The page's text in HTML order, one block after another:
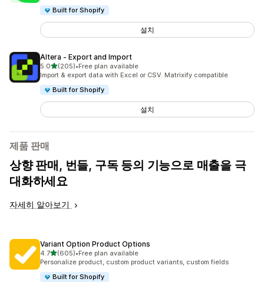
Built for Shopify
설치
Altera ‑ Export and Import
5.0별 5개 중
(205)
총 리뷰 205개
•Free plan available
Import & export data with Excel or CSV. Matrixify compatible
Built for Shopify
설치
제품 판매
상향 판매, 번들, 구독 등의 기능으로 매출을 극
대화하세요
자세히 알아보기
Variant Option Product Options
4.7별 5개 중
(605)
총 리뷰 605개
•Free plan available
Personalize product, custom product variants, custom fields
Built for Shopify